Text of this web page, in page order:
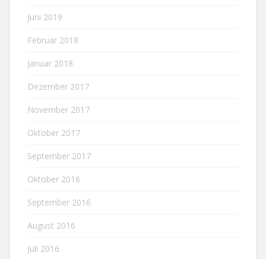
Juni 2019
Februar 2018
Januar 2018
Dezember 2017
November 2017
Oktober 2017
September 2017
Oktober 2016
September 2016
August 2016
Juli 2016